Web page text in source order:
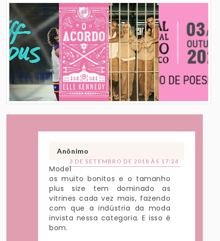
Anônimo
3 DE SETEMBRO DE 2018 ÀS 17:24
Model
os muito bonitos e o tamanho
plus size tem dominado as
vitrines cada vez mais, fazendo
com que a indústria da moda
invista nessa categoria. E isso é
bom.